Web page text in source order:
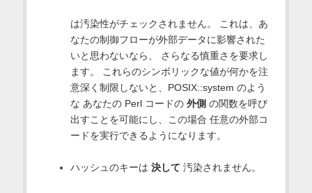
は汚染性がチェックされません。 これは、あ
なたの制御フローが外部データに影響された
いと思わないなら、 さらなる慎重さを要求し
ます。 これらのシンボリックな値が何かを注
意深く制限しないと、POSIX::system のよう
な あなたの Perl コードの 外側 の関数を呼び
出すことを可能にし、この場合 任意の外部コ
ードを実行できるようになります。
ハッシュのキーは 決して 汚染されません。